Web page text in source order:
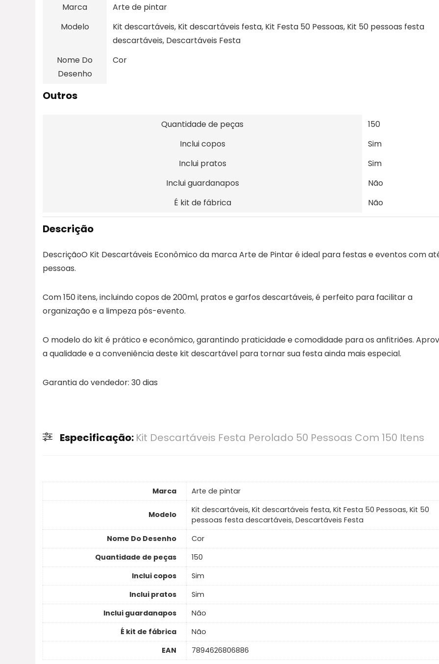
Marca
Arte de pintar
Modelo
Kit descartáveis, Kit descartáveis festa, Kit Festa 50 Pessoas, Kit 50 pessoas festa
descartáveis, Descartáveis Festa
Nome Do
Desenho
Cor
Outros
Quantidade de peças
150
Inclui copos
Sim
Inclui pratos
Sim
Inclui guardanapos
Não
É kit de fábrica
Não
Descrição
DescriçãoO Kit Descartáveis Econômico da marca Arte de Pintar é ideal para festas e eventos com
pessoas.
Com 150 itens, incluindo copos de 200ml, pratos e garfos descartáveis, é perfeito para facilitar a
organização e a limpeza pós-evento.
O modelo do kit é prático e econômico, garantindo praticidade e comodidade para os anfitriões.
a qualidade e a conveniência deste kit descartável para tornar sua festa ainda mais especial.
Garantia do vendedor: 30 dias
Especificação: Kit Descartáveis Festa Perolado 50 Pessoas Com 150 Itens
Marca Arte de pintar
Modelo
Kit descartáveis, Kit descartáveis festa, Kit Festa 50 Pessoas, Kit 50
pessoas festa descartáveis, Descartáveis Festa
Nome Do Desenho
Cor
Quantidade de peças
150
Inclui copos
Sim
Inclui pratos
Sim
Inclui guardanapos
Não
É kit de fábrica
Não
EAN
7894626806886